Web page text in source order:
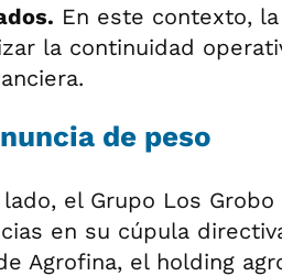
En este contexto,
la continuidad
de peso
el Grupo Los
en su cúpula
Agrofina, el holding